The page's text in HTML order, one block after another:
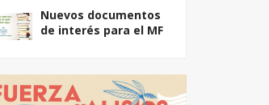
Nuevos documentos
de interés para el MF